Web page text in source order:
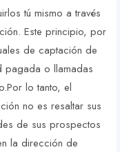
tú mismo a través
Este principio, por
de captación de
pagada o llamadas
lo tanto, el
no es resaltar sus
de sus prospectos
la dirección de